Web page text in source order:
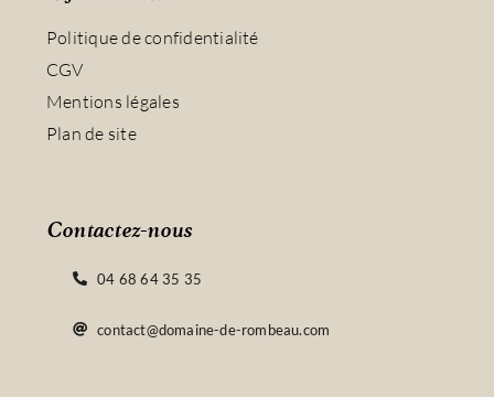
Politique de confidentialité
CGV
Mentions légales
Plan de site
Contactez-nous
04 68 64 35 35
contact@domaine-de-rombeau.com